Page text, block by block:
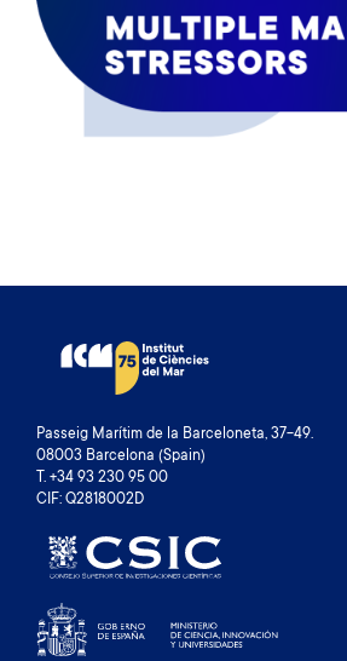
Passeig Marítim de la Barceloneta, 37-49.
08003 Barcelona (Spain)
T. +34 93 230 95 00
CIF: Q2818002D